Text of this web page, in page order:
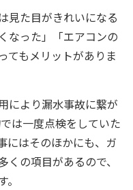
見た目がきれいになる
なった」「エアコンの
てもメリットがありま
により漏水事故に繋が
は一度点検をしていた
にはそのほかにも、ガ
の項目があるので、